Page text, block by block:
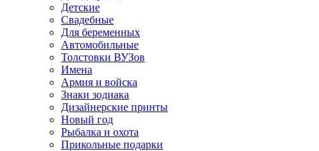
Детские
Свадебные
Для беременных
Автомобильные
Толстовки ВУЗов
Имена
Армия и войска
Знаки зодиака
Дизайнерские принты
Новый год
Рыбалка и охота
Прикольные подарки